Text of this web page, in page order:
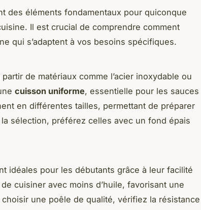
des éléments fondamentaux pour quiconque
Il est crucial de comprendre comment
qui s’adaptent à vos besoins spécifiques.
de matériaux comme l’acier inoxydable ou
cuisson uniforme, essentielle pour les sauces
en différentes tailles, permettant de préparer
sélection, préférez celles avec un fond épais
idéales pour les débutants grâce à leur facilité
cuisiner avec moins d’huile, favorisant une
une poêle de qualité, vérifiez la résistance